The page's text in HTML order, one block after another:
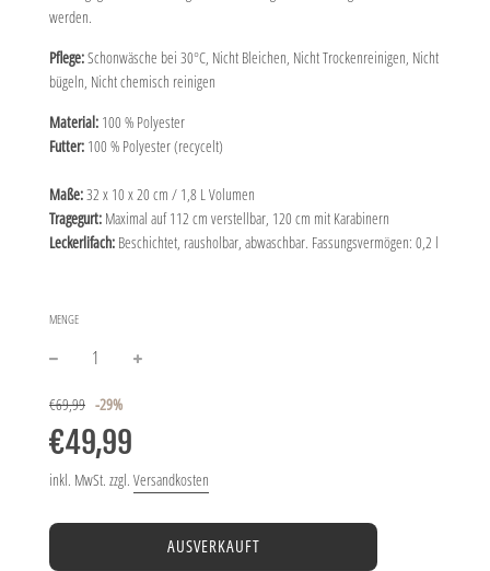
werden.
Pflege:Schonwäsche bei 30°C, Nicht Bleichen, Nicht Trockenreinigen, Nicht
bügeln, Nicht chemisch reinigen
Material: 100 % Polyester
Futter: 100 % Polyester (recycelt)
Maße:32 x 10 x 20 cm / 1,8 L Volumen
Tragegurt: Maximal auf 112 cm verstellbar, 120 cm mit Karabinern
Leckerlifach: Beschichtet, rausholbar, abwaschbar. Fassungsvermögen: 0,2 l
MENGE
€69,99 Sonderpreis
-29%Normaler
Preis
€49,99
inkl. MwSt. zzgl. Versandkosten
AUSVERKAUFT